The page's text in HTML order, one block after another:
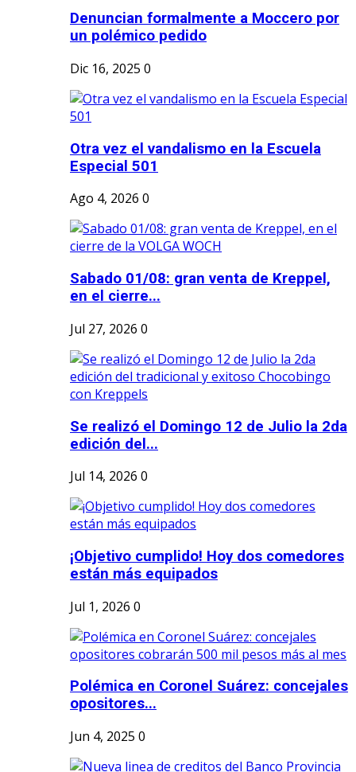
Denuncian formalmente a Moccero por
un polémico pedido
Dic 16, 2025 0
Otra vez el vandalismo en la Escuela
Especial 501
Ago 4, 2026 0
Sabado 01/08: gran venta de Kreppel,
en el cierre...
Jul 27, 2026 0
Se realizó el Domingo 12 de Julio la 2da
edición del...
Jul 14, 2026 0
¡Objetivo cumplido! Hoy dos comedores
están más equipados
Jul 1, 2026 0
Polémica en Coronel Suárez: concejales
opositores...
Jun 4, 2025 0